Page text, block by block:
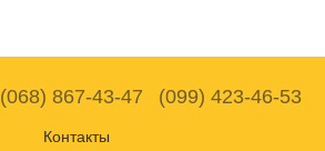
(068) 867-43-47 (099) 423-46-53
Контакты